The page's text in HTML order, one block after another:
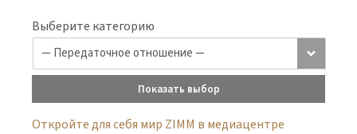
Выберите категорию
Показать выбор
Откройте для себя мир ZIMM в медиацентре